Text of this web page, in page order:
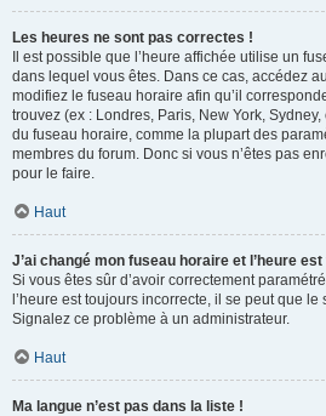
Les heures ne sont pas correctes !
Il est possible que l’heure affichée utilise un
dans lequel vous êtes. Dans ce cas, accédez au
modifiez le fuseau horaire afin qu’il
trouvez (ex : Londres, Paris, New York,
du fuseau horaire, comme la plupart des
membres du forum. Donc si vous n’êtes pas
pour le faire.
Haut
J’ai changé mon fuseau horaire et l’heure
Si vous êtes sûr d’avoir correctement
l’heure est toujours incorrecte, il se peut que le
Signalez ce problème à un administrateur.
Haut
Ma langue n’est pas dans la liste !